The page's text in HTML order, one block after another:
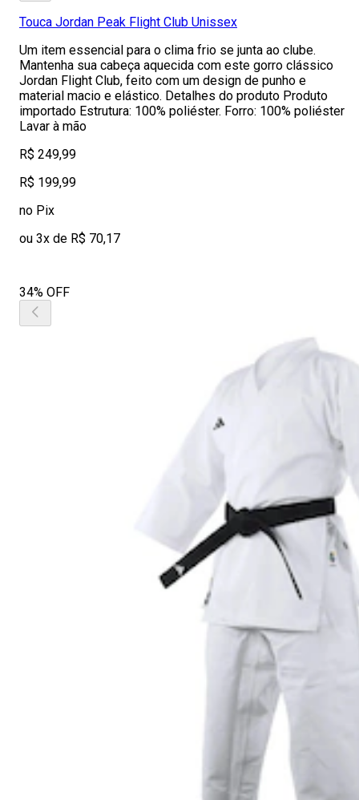
Touca Jordan Peak Flight Club Unissex
Um item essencial para o clima frio se junta ao clube.
Mantenha sua cabeça aquecida com este gorro clássico
Jordan Flight Club, feito com um design de punho e
material macio e elástico. Detalhes do produto Produto
importado Estrutura: 100% poliéster. Forro: 100% poliéster
Lavar à mão
R$ 249,99
R$ 199,99
no Pix
ou 3x de R$ 70,17
34% OFF